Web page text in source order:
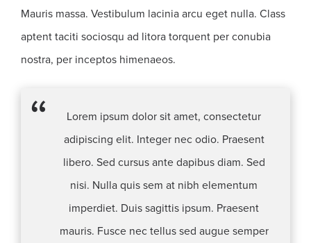
Mauris massa. Vestibulum lacinia arcu eget nulla. Class
aptent taciti sociosqu ad litora torquent per conubia
nostra, per inceptos himenaeos.
Lorem ipsum dolor sit amet, consectetur
adipiscing elit. Integer nec odio. Praesent
libero. Sed cursus ante dapibus diam. Sed
nisi. Nulla quis sem at nibh elementum
imperdiet. Duis sagittis ipsum. Praesent
mauris. Fusce nec tellus sed augue semper